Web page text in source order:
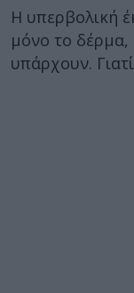
Η υπερβολική
μόνο το δέρμα,
υπάρχουν.